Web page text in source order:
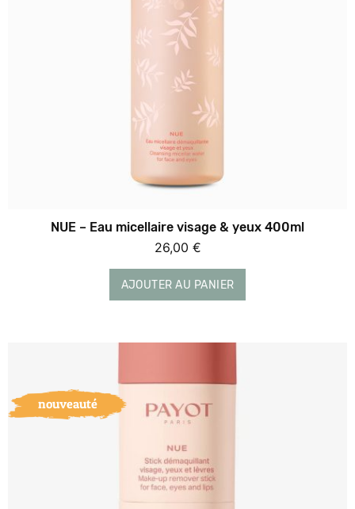
NUE – Eau micellaire visage & yeux 400ml
26,00 €
AJOUTER AU PANIER
nouveauté